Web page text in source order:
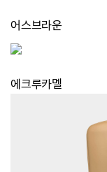
어스브라운
에크루카멜